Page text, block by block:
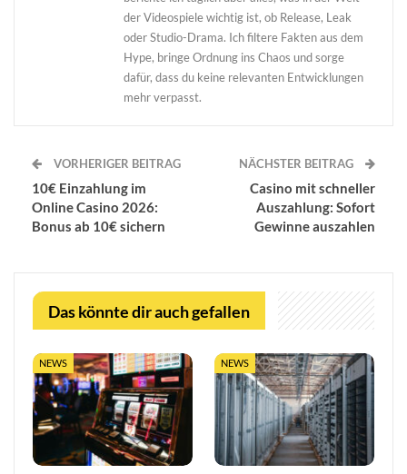
der Videospiele wichtig ist, ob Release, Leak
oder Studio-Drama. Ich filtere Fakten aus dem
Hype, bringe Ordnung ins Chaos und sorge
dafür, dass du keine relevanten Entwicklungen
mehr verpasst.
VORHERIGER BEITRAG
10€ Einzahlung im
Online Casino 2026:
Bonus ab 10€ sichern
NÄCHSTER BEITRAG
Casino mit schneller
Auszahlung: Sofort
Gewinne auszahlen
Das könnte dir auch gefallen
NEWS NEWS